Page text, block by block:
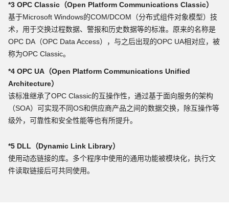
*3 OPC Classic（Open Platform Communications Classic）
基于Microsoft Windows的COM/DCOM（分布式组件对象模型）技
术，用于交换过程数据、警报和历史数据等的标准。原来的名称是
OPC DA（OPC Data Access），与之后出现的OPC UA相对应，被
称为OPC Classic。
*4 OPC UA（Open Platform Communications Unified
Architecture）
该标准继承了OPC Classic的互操作性，通过基于面向服务的架构
（SOA）可实现不同OS和供应商产品之间的数据交换，除互操作等
级外，可靠性和安全性能等也有所提升。
*5 DLL（Dynamic Link Library）
使用动态链接的库。多个程序中使用的通用功能被模块化，执行文
件读取链接后可共同使用。